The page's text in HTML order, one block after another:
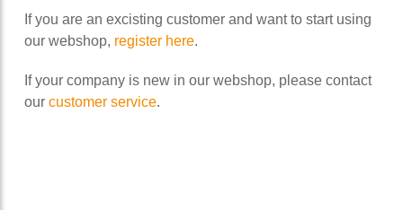
If you are an excisting customer and want to start using
our webshop, register here.
If your company is new in our webshop, please contact
our customer service.